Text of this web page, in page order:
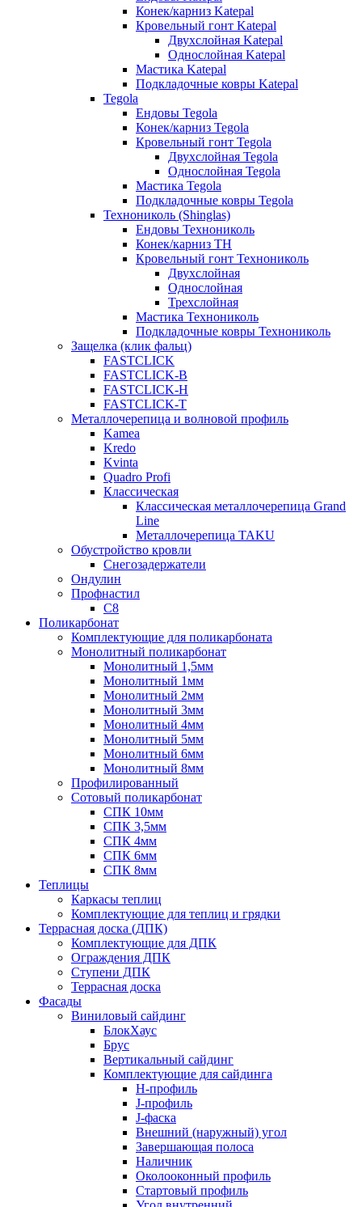
Конек/карниз Katepal
Кровельный гонт Katepal
Двухслойная Katepal
Однослойная Katepal
Мастика Katepal
Подкладочные ковры Katepal
Tegola
Ендовы Tegola
Конек/карниз Tegola
Кровельный гонт Tegola
Двухслойная Tegola
Однослойная Tegola
Мастика Tegola
Подкладочные ковры Tegola
Технониколь (Shinglas)
Ендовы Технониколь
Конек/карниз ТН
Кровельный гонт Технониколь
Двухслойная
Однослойная
Трехслойная
Мастика Технониколь
Подкладочные ковры Технониколь
Защелка (клик фальц)
FASTCLICK
FASTCLICK-B
FASTCLICK-H
FASTCLICK-T
Металлочерепица и волновой профиль
Kamea
Kredo
Kvinta
Quadro Profi
Классическая
Классическая металлочерепица Grand
Line
Металлочерепица TAKU
Обустройство кровли
Снегозадержатели
Ондулин
Профнастил
С8
Поликарбонат
Комплектующие для поликарбоната
Монолитный поликарбонат
Монолитный 1,5мм
Монолитный 1мм
Монолитный 2мм
Монолитный 3мм
Монолитный 4мм
Монолитный 5мм
Монолитный 6мм
Монолитный 8мм
Профилированный
Сотовый поликарбонат
СПК 10мм
СПК 3,5мм
СПК 4мм
СПК 6мм
СПК 8мм
Теплицы
Каркасы теплиц
Комплектующие для теплиц и грядки
Террасная доска (ДПК)
Комплектующие для ДПК
Ограждения ДПК
Ступени ДПК
Террасная доска
Фасады
Виниловый сайдинг
БлокХаус
Брус
Вертикальный сайдинг
Комплектующие для сайдинга
H-профиль
J-профиль
J-фаска
Внешний (наружный) угол
Завершающая полоса
Наличник
Околооконный профиль
Стартовый профиль